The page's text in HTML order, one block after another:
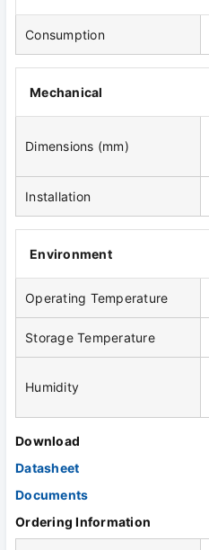
Consumption
Mechanical
Dimensions (mm)
Installation
Environment
Operating Temperature
Storage Temperature
Humidity
Download
Datasheet
Documents
Ordering Information